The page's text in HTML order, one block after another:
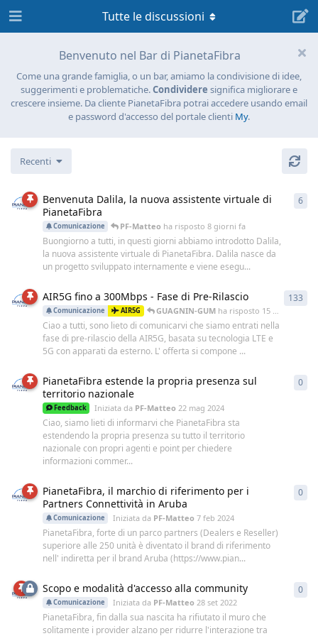
Benvenuto nel Bar di PianetaFibra
Come una grande famiglia, o un bar, amiamo la condivisione di idee,
suggerimenti e problematiche.Condividere significa migliorare e
crescere insieme. Da cliente PianetaFibra potrai accedere usando email
e password d'accesso del portale clienti My.
Tutte le discussioni
Recenti
Benvenuta Dalila, la nuova assistente virtuale di
PianetaFibra
Comunicazione PF-Matteo ha risposto8 giorni fa
Buongiorno a tutti, in questi giorni abbiamo introdotto Dalila,
la nuova assistente virtuale di PianetaFibra. Dalila nasce da
un progetto sviluppato internamente e viene esegu...
6
AIR5G fino a 300Mbps - Fase di Pre-Rilascio
Comunicazione AIR5G GUAGNIN-GUMha risposto 15 dic 2025
Ciao a tutti, sono lieto di comunicarvi che siamo entrati nella
fase di pre-rilascio della AIR5G, basata su tecnologia LTE e
5G con apparati da esterno. L' offerta si compone ...
133
PianetaFibra estende la propria presenza sul
territorio nazionale
Feedback Iniziata da PF-Matteo 22 mag 2024
Ciao, siamo lieti di informarvi che PianetaFibra sta
estendendo la propria presenza su tutto il territorio
nazionale con propri agenti e point per chiedere
informazioni commer...
0
PianetaFibra, il marchio di riferimento per i
Partners Connettività in Aruba
Comunicazione Iniziata da PF-Matteo 7 feb 2024
PianetaFibra, forte di un parco partners (Dealers e Reseller)
superiore alle 250 unità è diventato il brand di riferimento
nell' indiretta per il brand Aruba (https://www.pian...
0
Scopo e modalità d'accesso alla community
Comunicazione Iniziata da PF-Matteo 28 set 2022
PianetaFibra, fin dalla sua nascita ha rifiutato il muro che
solitamente i provider alzano per ridurre l'interazione tra
0